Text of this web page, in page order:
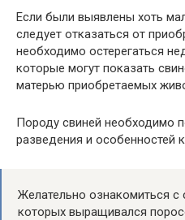
Если были выявлены хоть
следует отказаться от
необходимо остерегаться
которые могут показать
матерью приобретаемых
Породу свиней необходимо
разведения и особенностей
Желательно ознакомиться с
которых выращивался